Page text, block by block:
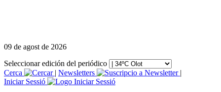
09 de agost de 2026
Seleccionar edición del periódico
Cerca
| Newsletters
|
Iniciar Sessió